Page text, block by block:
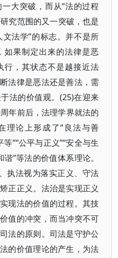
大突破，而从“法的过程
究范围的又一突破，也是
文法学”的标志。并不是所
果制定出来的法律是恶
，其状态不是越接近法
法律是恶法还是善法，需
法的价值观。(25)在迎来
年前后，法理学界就法的
理论上形成了“良法与善
”“公平与正义”“安全与生
”等法的价值体系理论。
执法视为落实正义、守法
正正义。法治是实现正义
现法的价值的过程。其技
值的冲突，而当冲突不可
法的原则。司法是守护公
的价值理论的产生，为法